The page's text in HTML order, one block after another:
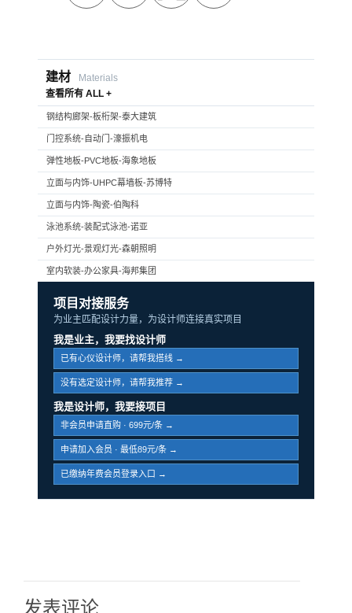
建材
Materials
查看所有 ALL +
钢结构廊架-板桁架-泰大建筑
门控系统-自动门-濠振机电
弹性地板-PVC地板-海象地板
立面与内饰-UHPC幕墙板-苏博特
立面与内饰-陶瓷-伯陶科
泳池系统-装配式泳池-诺亚
户外灯光-景观灯光-森朝照明
室内软装-办公家具-海邦集团
项目对接服务
为业主匹配设计力量，为设计师连接真实项目
我是业主，我要找设计师
已有心仪设计师，请帮我搭线 →
没有选定设计师，请帮我推荐 →
我是设计师，我要接项目
非会员申请直购 · 699元/条 →
申请加入会员 · 最低89元/条 →
已缴纳年费会员登录入口 →
发表评论